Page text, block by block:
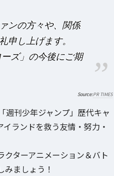
ンの方々や、関係
申し上げます。
ーズ」の今後にご期
PR TIMES
週刊少年ジャンプ」歴代キャ
ランドを救う友情・努力・
ターアニメーション＆バト
ましょう！